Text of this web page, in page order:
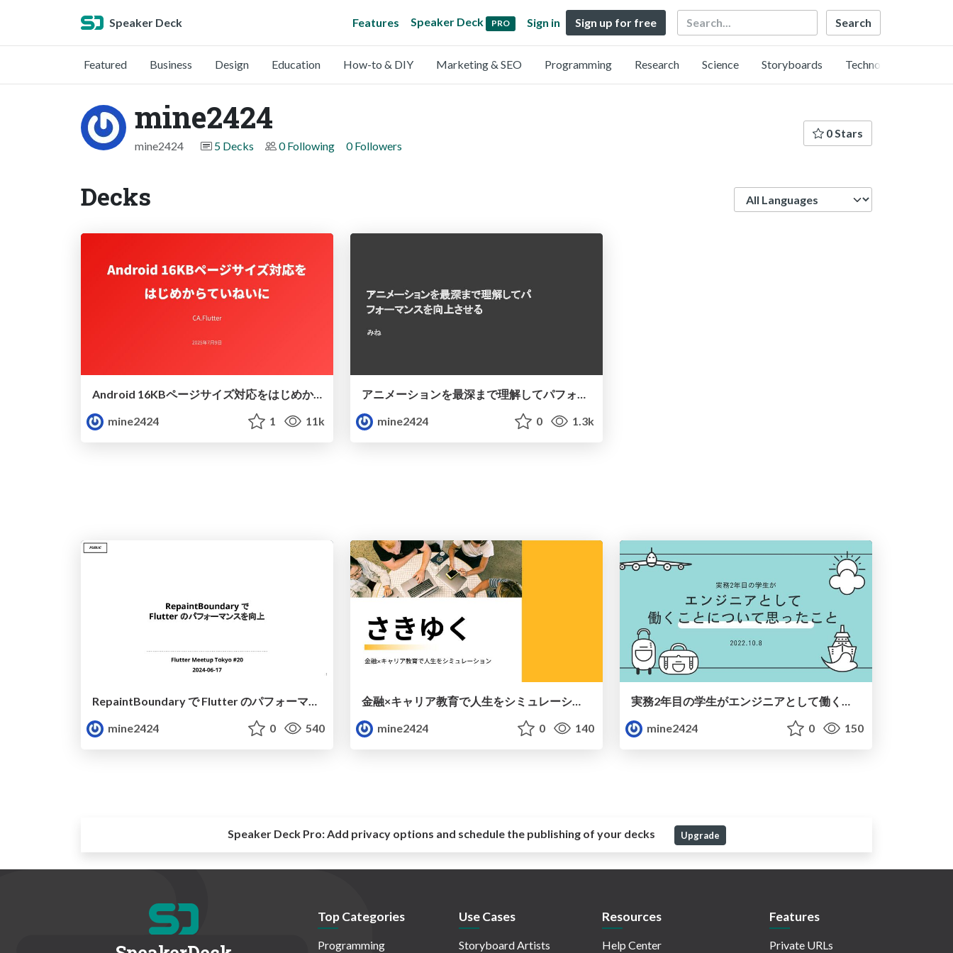
Speaker Deck Features Speaker Deck PRO Sign in Sign up for free Search
Featured Business Design Education How-to & DIY Marketing & SEO Programming Research Science Storyboards Technology
mine2424
mine2424 5 Decks 0 Following 0 Followers
0 Stars
Decks
Android 16KBページサイズ対応をはじめからていねいに
mine2424
1 11k
アニメーションを最深まで理解してパフォーマンスを向上させる
mine2424
0 1.3k
RepaintBoundary で Flutter のパフォーマンスを向上
mine2424
0 540
金融×キャリア教育で人生をシミュレーション
mine2424
0 140
実務2年目の学生がエンジニアとして働くことについて思ったこと
mine2424
0 150
Speaker Deck Pro:Add privacy options and schedule the publishing of your decks Upgrade
Top Categories
Programming
Use Cases
Storyboard Artists
Resources
Help Center
Features
Private URLs